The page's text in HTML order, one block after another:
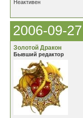
Неактивен
2006-09-
Золотой Дракон
Бывший редактор